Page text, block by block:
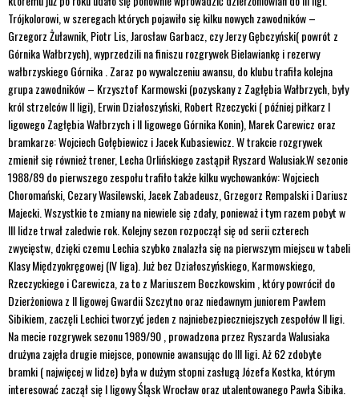
Trójkolorowi, w szeregach których pojawiło się kilku nowych zawodników –
Grzegorz Żuławnik, Piotr Lis, Jarosław Garbacz, czy Jerzy Gębczyński( powrót z
Górnika Wałbrzych), wyprzedzili na finiszu rozgrywek Bielawiankę i rezerwy
wałbrzyskiego Górnika . Zaraz po wywalczeniu awansu, do klubu trafiła kolejna
grupa zawodników – Krzysztof Karmowski (pozyskany z Zagłębia Wałbrzych, były
król strzelców II ligi), Erwin Działoszyński, Robert Rzeczycki ( później piłkarz I
ligowego Zagłębia Wałbrzych i II ligowego Górnika Konin), Marek Carewicz oraz
bramkarze: Wojciech Gołębiewicz i Jacek Kubasiewicz. W trakcie rozgrywek
zmienił się również trener, Lecha Orlińskiego zastąpił Ryszard Walusiak.W sezonie
1988/89 do pierwszego zespołu trafiło także kilku wychowanków: Wojciech
Choromański, Cezary Wasilewski, Jacek Zabadeusz, Grzegorz Rempalski i Dariusz
Majecki. Wszystkie te zmiany na niewiele się zdały, ponieważ i tym razem pobyt w
III lidze trwał zaledwie rok. Kolejny sezon rozpoczął się od serii czterech
zwycięstw, dzięki czemu Lechia szybko znalazła się na pierwszym miejscu w tabeli
Klasy Międzyokręgowej (IV liga). Już bez Działoszyńskiego, Karmowskiego,
Rzeczyckiego i Carewicza, za to z Mariuszem Boczkowskim , który powrócił do
Dzierżoniowa z II ligowej Gwardii Szczytno oraz niedawnym juniorem Pawłem
Sibikiem, zaczęli Lechici tworzyć jeden z najniebezpieczniejszych zespołów II ligi.
Na mecie rozgrywek sezonu 1989/90 , prowadzona przez Ryszarda Walusiaka
drużyna zajęła drugie miejsce, ponownie awansując do III ligi. Aż 62 zdobyte
bramki ( najwięcej w lidze) była w dużym stopni zasługą Józefa Kostka, którym
interesować zaczął się I ligowy Śląsk Wrocław oraz utalentowanego Pawła Sibika.